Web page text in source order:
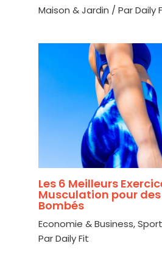
Maison & Jardin / ParDaily
Les 6 Meilleurs
Musculation pour des
Bombés
Economie & Business,
ParDaily Fit